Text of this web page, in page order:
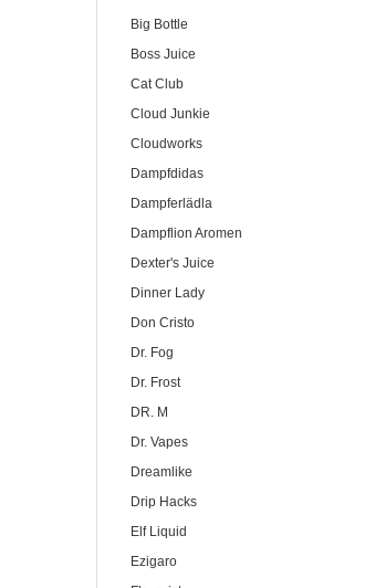
Big Bottle
Boss Juice
Cat Club
Cloud Junkie
Cloudworks
Dampfdidas
Dampferlädla
Dampflion Aromen
Dexter's Juice
Dinner Lady
Don Cristo
Dr. Fog
Dr. Frost
DR. M
Dr. Vapes
Dreamlike
Drip Hacks
Elf Liquid
Ezigaro